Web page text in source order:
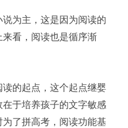
为主，这是因为阅读的
看，阅读也是循序渐
的起点，这个起点继婴
于培养孩子的文字敏感
了拼高考，阅读功能基